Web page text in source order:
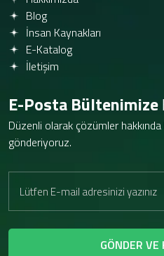
Blog
İnsan Kaynakları
E-Katalog
İletişim
E-Posta Bültenimize
Düzenli olarak çözümler
gönderiyoruz.
GÖNDER VE